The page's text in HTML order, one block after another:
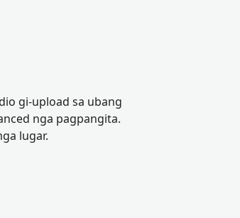
gi-upload sa ubang
nga pagpangita.
lugar.